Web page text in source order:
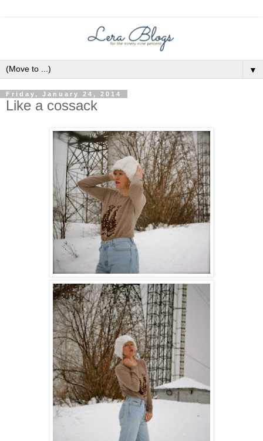
▼
Friday, January 24, 2014
Like a cossack